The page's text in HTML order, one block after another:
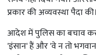
प्रकार की अव्यवस्था पैदा
आदेश में पुलिस का बचाव
'इंसान' हैं और 'वे न तो